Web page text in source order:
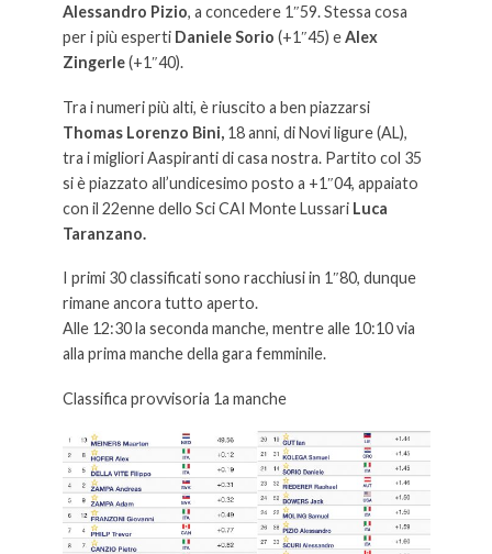
Alessandro Pizio, a concedere 1″59. Stessa cosa
per i più esperti Daniele Sorio (+1″45) eAlex
Zingerle(+1″40).
Tra i numeri più alti, è riuscito a ben piazzarsi
Thomas Lorenzo Bini,18 anni, di Novi ligure (AL),
tra i migliori Aaspiranti di casa nostra. Partito col 35
si è piazzato all’undicesimo posto a +1″04, appaiato
con il 22enne dello Sci CAI Monte Lussari Luca
Taranzano.
I primi 30 classificati sono racchiusi in 1″80, dunque
rimane ancora tutto aperto.
Alle 12:30 la seconda manche, mentre alle 10:10 via
alla prima manche della gara femminile.
Classifica provvisoria 1a manche